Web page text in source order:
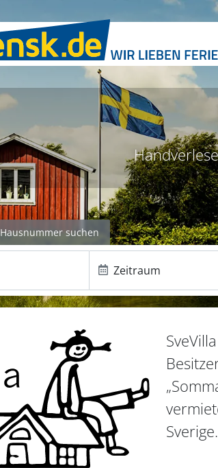
Hausnummer suchen
Zeitraum
Sverige.